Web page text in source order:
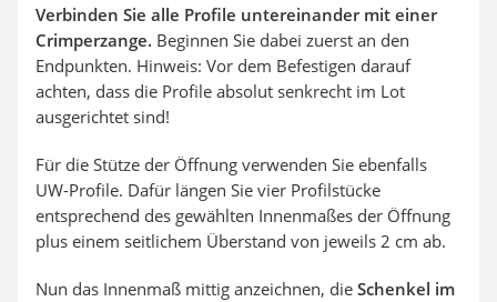
Verbinden Sie alle Profile untereinander mit einer
Crimperzange. Beginnen Sie dabei zuerst an den
Endpunkten. Hinweis: Vor dem Befestigen darauf
achten, dass die Profile absolut senkrecht im Lot
ausgerichtet sind!
Für die Stütze der Öffnung verwenden Sie ebenfalls
UW-Profile. Dafür längen Sie vier Profilstücke
entsprechend des gewählten Innenmaßes der Öffnung
plus einem seitlichem Überstand von jeweils 2 cm ab.
Nun das Innenmaß mittig anzeichnen, die Schenkel im